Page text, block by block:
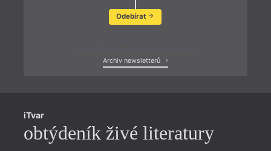
Odebírat
Archiv newsletterů
iTvar
obtýdeník živé literatury